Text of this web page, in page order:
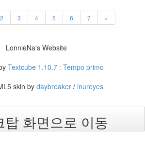
2 3 4 5 6 7 »
LonnieNa's Website
Textcube 1.10.7 : Tempo primo
skin by daybreaker/ inureyes
탑 화면으로 이동